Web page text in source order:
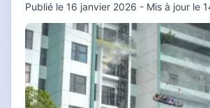
Publié le 16 janvier 2026 - Mis à jour le